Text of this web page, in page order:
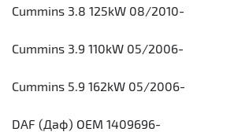
Cummins 3.8 125kW 08/2010-
Cummins 3.9 110kW 05/2006-
Cummins 5.9 162kW 05/2006-
DAF (Даф) OEM 1409696-